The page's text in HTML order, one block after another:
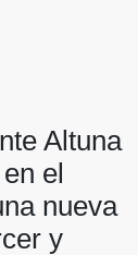
Altuna
el
nueva
y